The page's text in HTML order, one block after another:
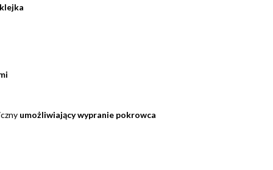
umożliwiający wypranie pokrowca